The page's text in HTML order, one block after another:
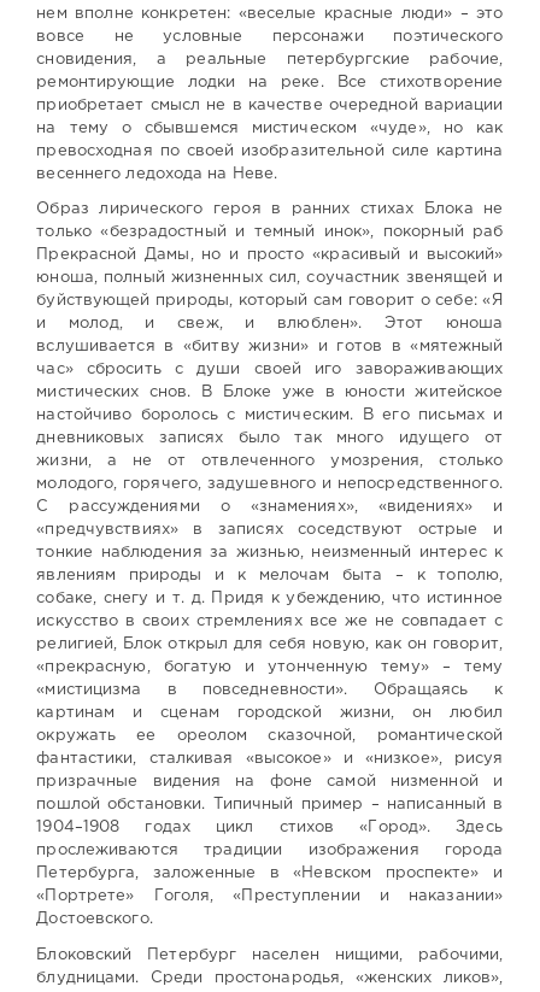
нем вполне конкретен: «веселые красные люди» – это
вовсе не условные персонажи поэтического
сновидения, а реальные петербургские рабочие,
ремонтирующие лодки на реке. Все стихотворение
приобретает смысл не в качестве очередной вариации
на тему о сбывшемся мистическом «чуде», но как
превосходная по своей изобразительной силе картина
весеннего ледохода на Неве.
Образ лирического героя в ранних стихах Блока не
только «безрадостный и темный инок», покорный раб
Прекрасной Дамы, но и просто «красивый и высокий»
юноша, полный жизненных сил, соучастник звенящей и
буйствующей природы, который сам говорит о себе: «Я
и молод, и свеж, и влюблен». Этот юноша
вслушивается в «битву жизни» и готов в «мятежный
час» сбросить с души своей иго завораживающих
мистических снов. В Блоке уже в юности житейское
настойчиво боролось с мистическим. В его письмах и
дневниковых записях было так много идущего от
жизни, а не от отвлеченного умозрения, столько
молодого, горячего, задушевного и непосредственного.
С рассуждениями о «знамениях», «видениях» и
«предчувствиях» в записях соседствуют острые и
тонкие наблюдения за жизнью, неизменный интерес к
явлениям природы и к мелочам быта – к тополю,
собаке, снегу и т. д. Придя к убеждению, что истинное
искусство в своих стремлениях все же не совпадает с
религией, Блок открыл для себя новую, как он говорит,
«прекрасную, богатую и утонченную тему» – тему
«мистицизма в повседневности». Обращаясь к
картинам и сценам городской жизни, он любил
окружать ее ореолом сказочной, романтической
фантастики, сталкивая «высокое» и «низкое», рисуя
призрачные видения на фоне самой низменной и
пошлой обстановки. Типичный пример – написанный в
1904–1908 годах цикл стихов «Город». Здесь
прослеживаются традиции изображения города
Петербурга, заложенные в «Невском проспекте» и
«Портрете» Гоголя, «Преступлении и наказании»
Достоевского.
Блоковский Петербург населен нищими, рабочими,
блудницами. Среди простонародья, «женских ликов»,